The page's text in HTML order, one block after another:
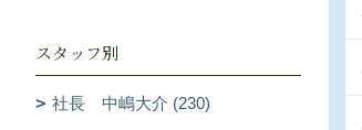
スタッフ別
社長 中嶋大介 (230)